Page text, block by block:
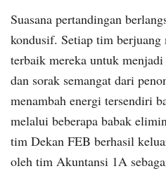
Suasana pertandingan
kondusif. Setiap tim
terbaik mereka untuk
dan sorak semangat dari
menambah energi tersendiri
melalui beberapa babak
tim Dekan FEB berhasil
oleh tim Akuntansi 1A